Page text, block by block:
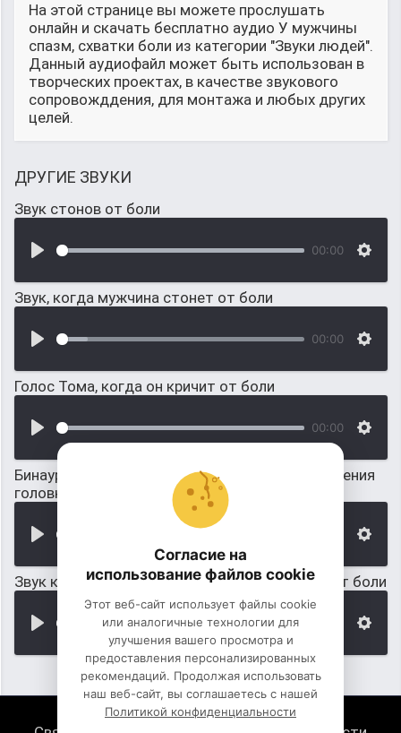
На этой странице вы можете прослушать
онлайн и скачать бесплатно аудио У мужчины
спазм, схватки боли из категории "Звуки людей".
Данный аудиофайл может быть использован в
творческих проектах, в качестве звукового
сопровожддения, для монтажа и любых других
целей.
ДРУГИЕ ЗВУКИ
Звук стонов от боли
00:00
Звук, когда мужчина стонет от боли
00:00
Голос Тома, когда он кричит от боли
00:00
Бинауральный ритм и звук, для быстрого удаления
головной боли
Звук когда в ловушку попала крыса и пищит от боли
Согласие на
использование файлов cookie
Этот веб-сайт использует файлы cookie
или аналогичные технологии для
улучшения вашего просмотра и
предоставления персонализированных
рекомендаций. Продолжая использовать
наш веб-сайт, вы соглашаетесь с нашей
Политикой конфиденциальности